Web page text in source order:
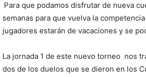
Para que podamos disfrutar de nueva
semanas para que vuelva la
jugadores estarán de vacaciones y se
La jornada 1 de este nuevo torneo nos
dos de los duelos que se dieron en los